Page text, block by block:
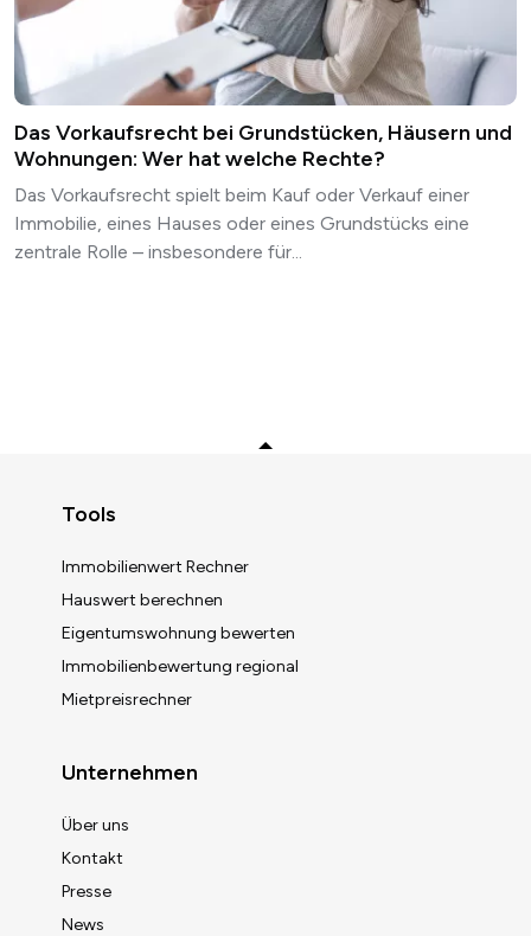
Das Vorkaufsrecht bei Grundstücken, Häusern und
Wohnungen: Wer hat welche Rechte?
Das Vorkaufsrecht spielt beim Kauf oder Verkauf einer
Immobilie, eines Hauses oder eines Grundstücks eine
zentrale Rolle – insbesondere für...
Tools
Immobilienwert Rechner
Hauswert berechnen
Eigentumswohnung bewerten
Immobilienbewertung regional
Mietpreisrechner
Unternehmen
Über uns
Kontakt
Presse
News